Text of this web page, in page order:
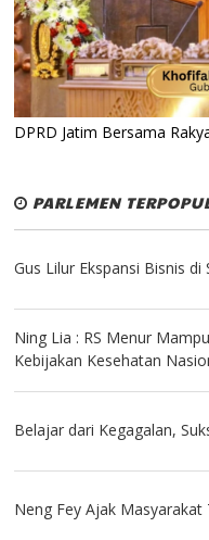
DPRD Jatim Bersama
PARLEMEN
Gus Lilur Ekspansi Bisnis di
Ning Lia : RS Menur
Kebijakan Kesehatan
Belajar dari Kegagalan,
Neng Fey Ajak